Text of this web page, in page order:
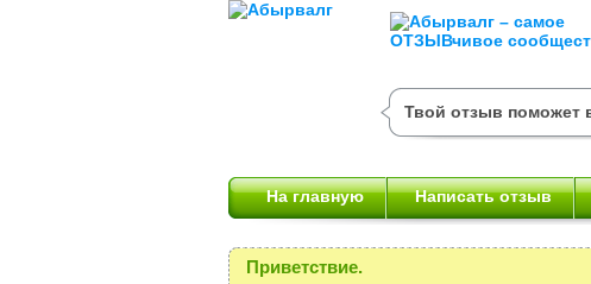
Твой отзыв поможет
На главную Написать отзыв
Приветствие.